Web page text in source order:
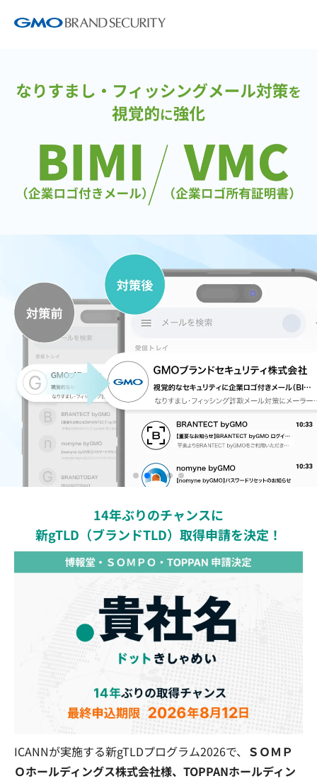
14年ぶりのチャンスに
新gTLD（ブランドTLD）取得申請を決定！
ICANNが実施する新gTLDプログラム2026で、 ＳＯＭＰ
Ｏホールディングス株式会社様、TOPPANホールディン